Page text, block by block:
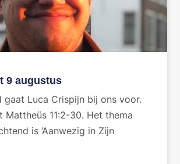
9 augustus
gaat Luca Crispijn bij ons voor.
Mattheüs 11:2-30. Het thema
is ‘Aanwezig in Zijn